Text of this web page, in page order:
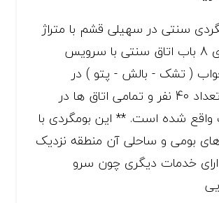
سنتی در سهیلی قشم با متراژ
500 متر دارای 8 باب اتاق سنتی با سرویس
( تشک - بالش - پتو ) در
مجموعه به تعداد 40 نفر و تمامی اتاق ها در
شده است. ** این بومگردی با
بومی و ساحلی آن منطقه نزدیک
خدمات دیگری چون سرو